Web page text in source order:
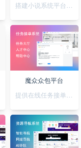
搭建小说系统平台，正版小说渠道合作
魔众众包平台
提供在线任务接单平台系统